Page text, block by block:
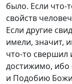
было. Если что-
свойств
Если другие
имели, значит,
что-то свершил
достижимо, ибо
и Подобию